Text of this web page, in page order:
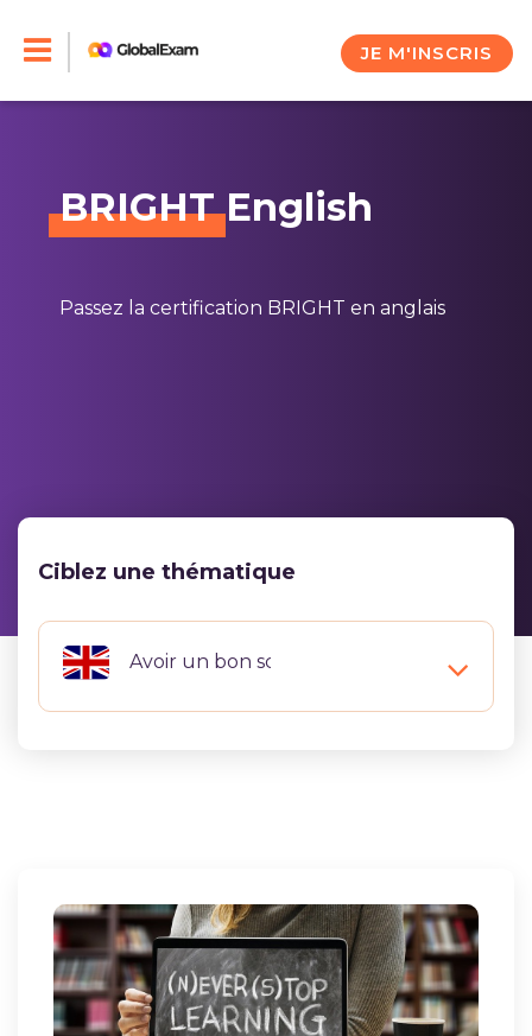
JE M'INSCRIS
BRIGHTEnglish
Passez la certification BRIGHT en anglais
Ciblez une thématique
Avoir un bon score au Bright English